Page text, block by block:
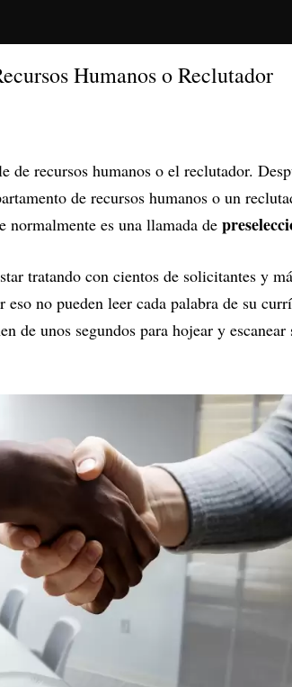
Humanos o Reclutador
de recursos humanos o el reclutador.
de recursos humanos o un
normalmente es una llamada de
tratando con cientos de solicitantes y
eso no pueden leer cada palabra de su
de unos segundos para hojear y escanear